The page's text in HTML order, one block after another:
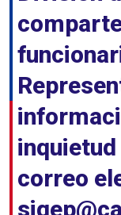
correo